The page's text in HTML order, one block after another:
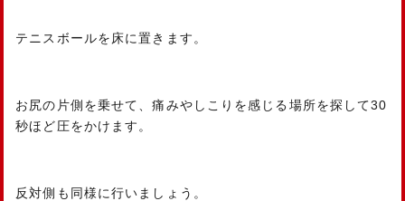
テニスボールを床に置きます。
お尻の片側を乗せて、痛みやしこりを感じる場所を探して30
秒ほど圧をかけます。
反対側も同様に行いましょう。